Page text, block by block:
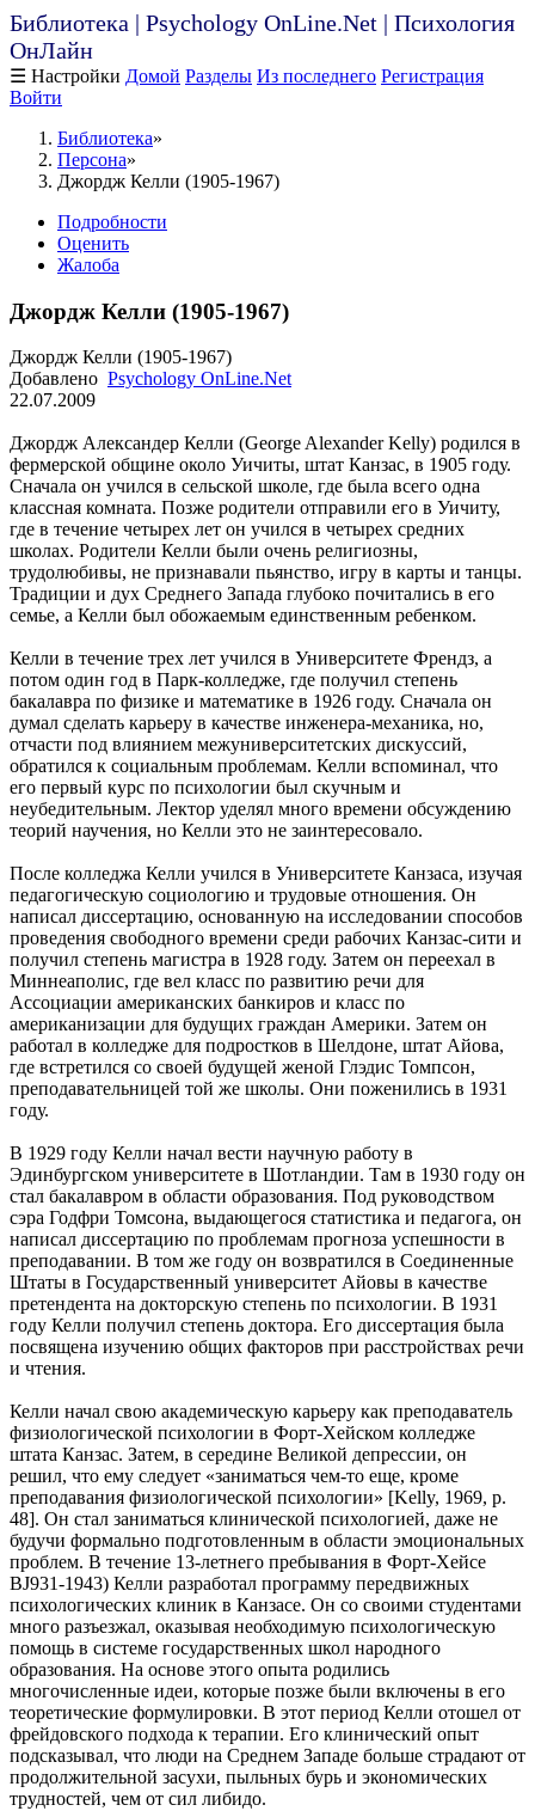
Библиотека | Psychology OnLine.Net | Психология
ОнЛайн
☰ Настройки Домой Разделы Из последнего Регистрация
Войти
Библиотека
Персона
Джордж Келли (1905-1967)
Подробности
Оценить
Жалоба
Джордж Келли (1905-1967)
Джордж Келли (1905-1967)
Добавлено Psychology OnLine.Net
22.07.2009
Джордж Александер Келли (George Alexander Kelly) родился в
фермерской общине около Уичиты, штат Канзас, в 1905 году.
Сначала он учился в сельской школе, где была всего одна
классная комната. Позже родители отправили его в Уичиту,
где в течение четырех лет он учился в четырех средних
школах. Родители Келли были очень религиозны,
трудолюбивы, не признавали пьянство, игру в карты и танцы.
Традиции и дух Среднего Запада глубоко почитались в его
семье, а Келли был обожаемым единственным ребенком.
Келли в течение трех лет учился в Университете Френдз, а
потом один год в Парк-колледже, где получил степень
бакалавра по физике и математике в 1926 году. Сначала он
думал сделать карьеру в качестве инженера-механика, но,
отчасти под влиянием межуниверситетских дискуссий,
обратился к социальным проблемам. Келли вспоминал, что
его первый курс по психологии был скучным и
неубедительным. Лектор уделял много времени обсуждению
теорий научения, но Келли это не заинтересовало.
После колледжа Келли учился в Университете Канзаса, изучая
педагогическую социологию и трудовые отношения. Он
написал диссертацию, основанную на исследовании способов
проведения свободного времени среди рабочих Канзас-сити и
получил степень магистра в 1928 году. Затем он переехал в
Миннеаполис, где вел класс по развитию речи для
Ассоциации американских банкиров и класс по
американизации для будущих граждан Америки. Затем он
работал в колледже для подростков в Шелдоне, штат Айова,
где встретился со своей будущей женой Глэдис Томпсон,
преподавательницей той же школы. Они поженились в 1931
году.
В 1929 году Келли начал вести научную работу в
Эдинбургском университете в Шотландии. Там в 1930 году он
стал бакалавром в области образования. Под руководством
сэра Годфри Томсона, выдающегося статистика и педагога, он
написал диссертацию по проблемам прогноза успешности в
преподавании. В том же году он возвратился в Соединенные
Штаты в Государственный университет Айовы в качестве
претендента на докторскую степень по психологии. В 1931
году Келли получил степень доктора. Его диссертация была
посвящена изучению общих факторов при расстройствах речи
и чтения.
Келли начал свою академическую карьеру как преподаватель
физиологической психологии в Форт-Хейском колледже
штата Канзас. Затем, в середине Великой депрессии, он
решил, что ему следует «заниматься чем-то еще, кроме
преподавания физиологической психологии» [Kelly, 1969, р.
48]. Он стал заниматься клинической психологией, даже не
будучи формально подготовленным в области эмоциональных
проблем. В течение 13-летнего пребывания в Форт-Хейсе
BJ931-1943) Келли разработал программу передвижных
психологических клиник в Канзасе. Он со своими студентами
много разъезжал, оказывая необходимую психологическую
помощь в системе государственных школ народного
образования. На основе этого опыта родились
многочисленные идеи, которые позже были включены в его
теоретические формулировки. В этот период Келли отошел от
фрейдовского подхода к терапии. Его клинический опыт
подсказывал, что люди на Среднем Западе больше страдают от
продолжительной засухи, пыльных бурь и экономических
трудностей, чем от сил либидо.